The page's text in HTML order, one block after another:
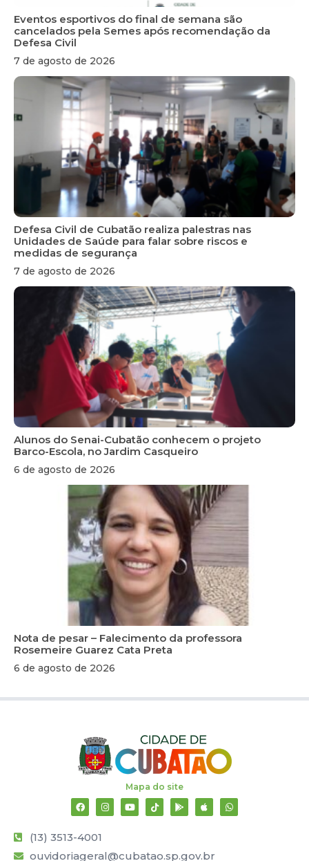
Eventos esportivos do final de semana são
cancelados pela Semes após recomendação da
Defesa Civil
7 de agosto de 2026
Defesa Civil de Cubatão realiza palestras nas
Unidades de Saúde para falar sobre riscos e
medidas de segurança
7 de agosto de 2026
Alunos do Senai-Cubatão conhecem o projeto
Barco-Escola, no Jardim Casqueiro
6 de agosto de 2026
Nota de pesar – Falecimento da professora
Rosemeire Guarez Cata Preta
6 de agosto de 2026
Mapa do site
(13) 3513-4001
ouvidoriageral@cubatao.sp.gov.br